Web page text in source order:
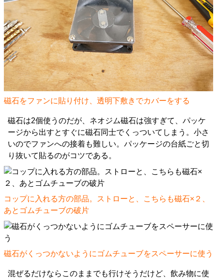
磁石をファンに貼り付け、透明下敷きでカバーをする
磁石は2個使うのだが、ネオジム磁石は強すぎて、パッケ
ージから出すとすぐに磁石同士でくっついてしまう。小さ
いのでファンへの接着も難しい。パッケージの台紙ごと切
り抜いて貼るのがコツである。
コップに入れる方の部品。ストローと、こちらも磁石×２、
あとゴムチューブの破片
磁石がくっつかないようにゴムチューブをスペーサーに使う
混ぜるだけならこのままでも行けそうだけど、飲み物に使